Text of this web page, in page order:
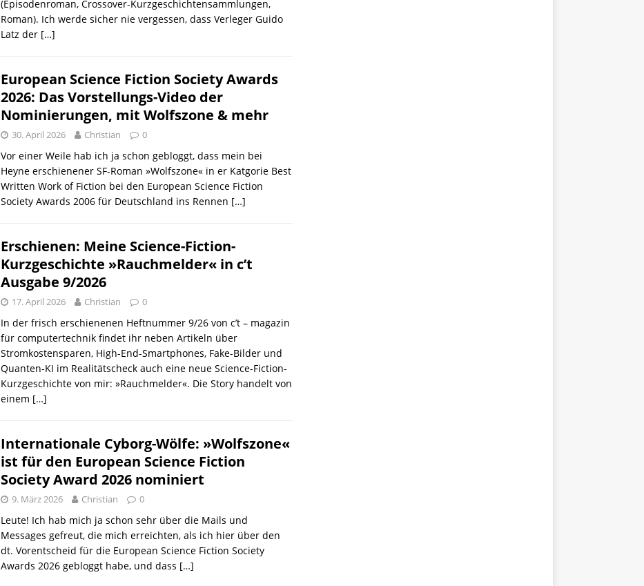
(Episodenroman, Crossover-Kurzgeschichtensammlungen,
Roman). Ich werde sicher nie vergessen, dass Verleger Guido
Latz der […]
European Science Fiction Society Awards
2026: Das Vorstellungs-Video der
Nominierungen, mit Wolfszone & mehr
30. April 2026 Christian 0
Vor einer Weile hab ich ja schon gebloggt, dass mein bei
Heyne erschienener SF-Roman »Wolfszone« in er Katgorie Best
Written Work of Fiction bei den European Science Fiction
Society Awards 2006 für Deutschland ins Rennen […]
Erschienen: Meine Science-Fiction-
Kurzgeschichte »Rauchmelder« in c’t
Ausgabe 9/2026
17. April 2026 Christian 0
In der frisch erschienenen Heftnummer 9/26 von c’t – magazin
für computertechnik findet ihr neben Artikeln über
Stromkostensparen, High-End-Smartphones, Fake-Bilder und
Quanten-KI im Realitätscheck auch eine neue Science-Fiction-
Kurzgeschichte von mir: »Rauchmelder«. Die Story handelt von
einem […]
Internationale Cyborg-Wölfe: »Wolfszone«
ist für den European Science Fiction
Society Award 2026 nominiert
9. März 2026 Christian 0
Leute! Ich hab mich ja schon sehr über die Mails und
Messages gefreut, die mich erreichten, als ich hier über den
dt. Vorentscheid für die European Science Fiction Society
Awards 2026 gebloggt habe, und dass […]